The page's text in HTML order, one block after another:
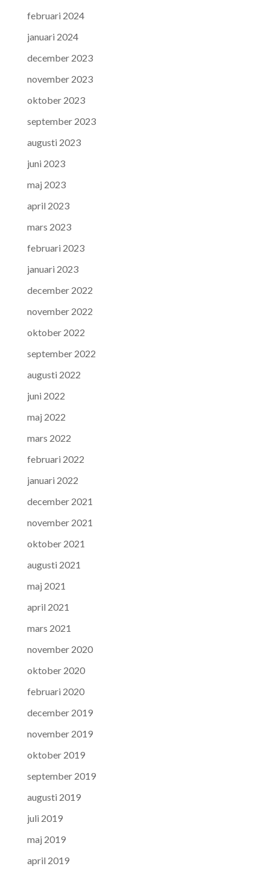
februari 2024
januari 2024
december 2023
november 2023
oktober 2023
september 2023
augusti 2023
juni 2023
maj 2023
april 2023
mars 2023
februari 2023
januari 2023
december 2022
november 2022
oktober 2022
september 2022
augusti 2022
juni 2022
maj 2022
mars 2022
februari 2022
januari 2022
december 2021
november 2021
oktober 2021
augusti 2021
maj 2021
april 2021
mars 2021
november 2020
oktober 2020
februari 2020
december 2019
november 2019
oktober 2019
september 2019
augusti 2019
juli 2019
maj 2019
april 2019